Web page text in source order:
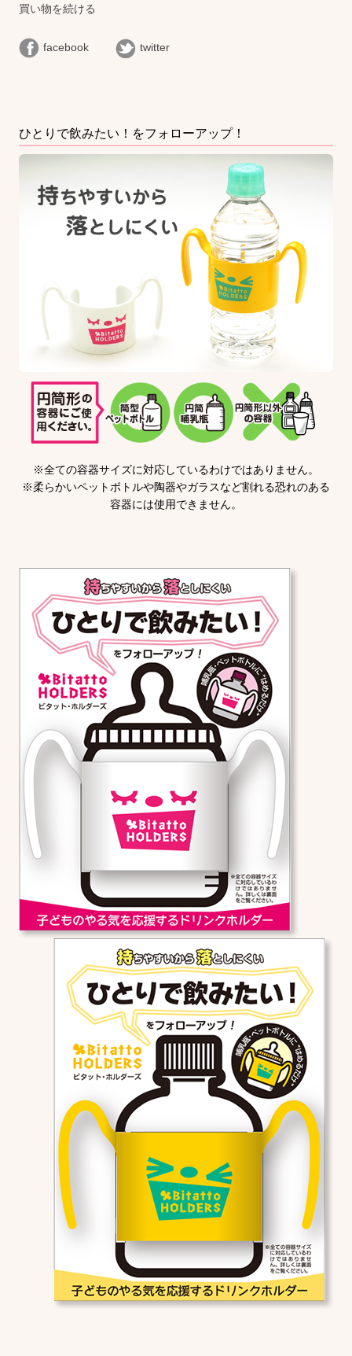
買い物を続ける
facebook twitter
ひとりで飲みたい！をフォローアップ！
※全ての容器サイズに対応しているわけではありません。
※柔らかいペットボトルや陶器やガラスなど割れる恐れのある
容器には使用できません。